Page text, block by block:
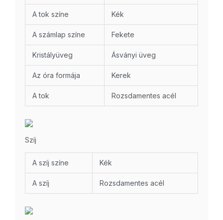
A tok színe Kék
A számlap színe Fekete
Kristályüveg Ásványi üveg
Az óra formája Kerek
A tok Rozsdamentes acél
Szíj
A szíj színe Kék
A szíj Rozsdamentes acél